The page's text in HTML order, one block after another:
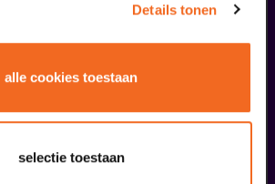
Details tonen
alle cookies toestaan
selectie toestaan
2026